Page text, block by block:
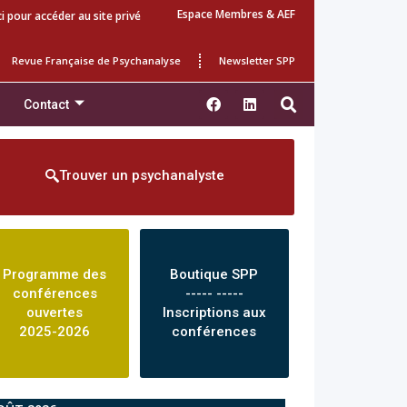
pour accéder au site privé Espace Membres & AEF
Revue Française de Psychanalyse Newsletter SPP
Contact
Trouver un psychanalyste
Programme des
conférences
ouvertes
2025-2026
Boutique SPP
----- -----
Inscriptions aux
conférences